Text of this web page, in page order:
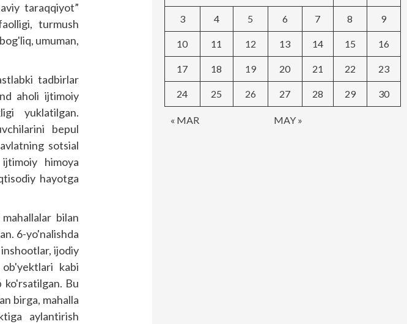
taraqqiyot”
turmush
umuman,
tadbirlar
aholi ijtimoiy
yuklatilgan.
bepul
sotsial
himoya
hayotga
bilan
6-yo'nalishda
ijodiy
kabi
ko'rsatilgan. Bu
birga, mahalla
aylantirish
« MAR MAY »
3 4 5 6 7 8 9
10 11 12 13 14 15 16
17 18 19 20 21 22 23
24 25 26 27 28 29 30